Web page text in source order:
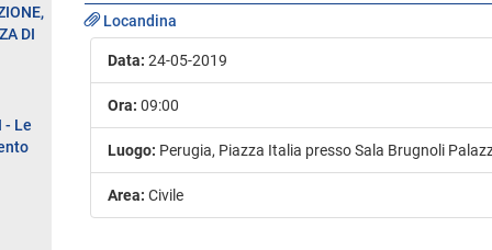
DI
- Le
Locandina
Data: 24-05-2019
Ora: 09:00
Luogo: Perugia, Piazza Italia presso Sala Brugnoli
Area: Civile